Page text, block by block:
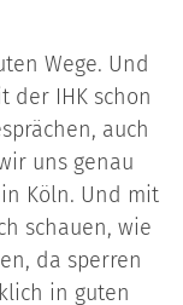
Wege. Und
der IHK schon
auch
uns genau
Köln. Und mit
schauen, wie
da sperren
in guten